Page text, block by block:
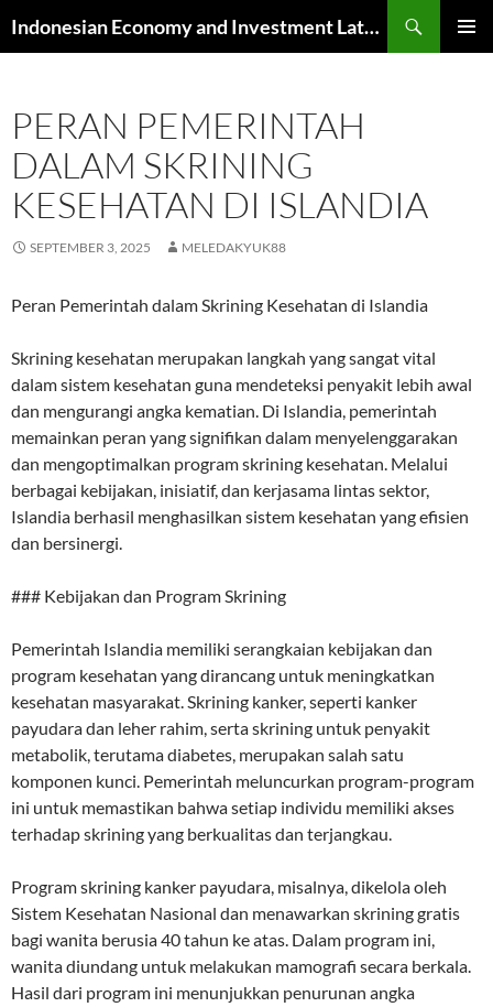
to
Indonesian Economy and Investment Latest News
PERAN PEMERINTAH
DALAM SKRINING
KESEHATAN DI ISLANDIA
SEPTEMBER 3, 2025 MELEDAKYUK88
Peran Pemerintah dalam Skrining Kesehatan di Islandia
Skrining kesehatan merupakan langkah yang sangat vital
dalam sistem kesehatan guna mendeteksi penyakit lebih awal
dan mengurangi angka kematian. Di Islandia, pemerintah
memainkan peran yang signifikan dalam menyelenggarakan
dan mengoptimalkan program skrining kesehatan. Melalui
berbagai kebijakan, inisiatif, dan kerjasama lintas sektor,
Islandia berhasil menghasilkan sistem kesehatan yang efisien
dan bersinergi.
### Kebijakan dan Program Skrining
Pemerintah Islandia memiliki serangkaian kebijakan dan
program kesehatan yang dirancang untuk meningkatkan
kesehatan masyarakat. Skrining kanker, seperti kanker
payudara dan leher rahim, serta skrining untuk penyakit
metabolik, terutama diabetes, merupakan salah satu
komponen kunci. Pemerintah meluncurkan program-program
ini untuk memastikan bahwa setiap individu memiliki akses
terhadap skrining yang berkualitas dan terjangkau.
Program skrining kanker payudara, misalnya, dikelola oleh
Sistem Kesehatan Nasional dan menawarkan skrining gratis
bagi wanita berusia 40 tahun ke atas. Dalam program ini,
wanita diundang untuk melakukan mamografi secara berkala.
Hasil dari program ini menunjukkan penurunan angka